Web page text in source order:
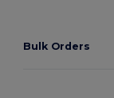
Bulk Orders